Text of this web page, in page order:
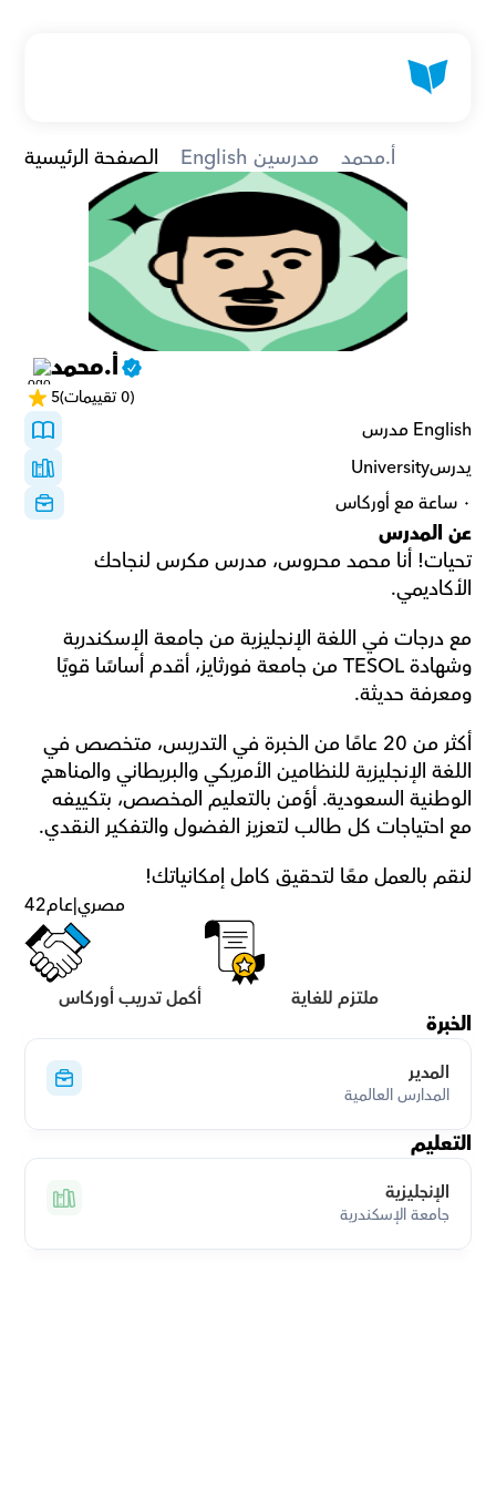
الصفحة الرئيسية English مدرسين أ.محمد
أ.محمد
5 (0 تقييمات)
English مدرس
يدرسUniversity
٠ ساعة مع أوركاس
عن المدرس
الأكاديمي.
ومعرفة حديثة.
مع احتياجات كل طالب لتعزيز الفضول والتفكير النقدي.
لنقم بالعمل معًا لتحقيق كامل إمكانياتك!
42عام|مصري
ملتزم للغاية أكمل تدريب أوركاس
الخبرة
المدير
المدارس العالمية
التعليم
الإنجليزية
جامعة الإسكندرية